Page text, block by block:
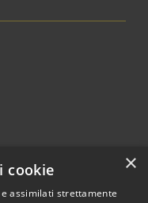
×
cookie
assimilati strettamente